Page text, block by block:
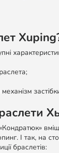
І так, на
браслетів: